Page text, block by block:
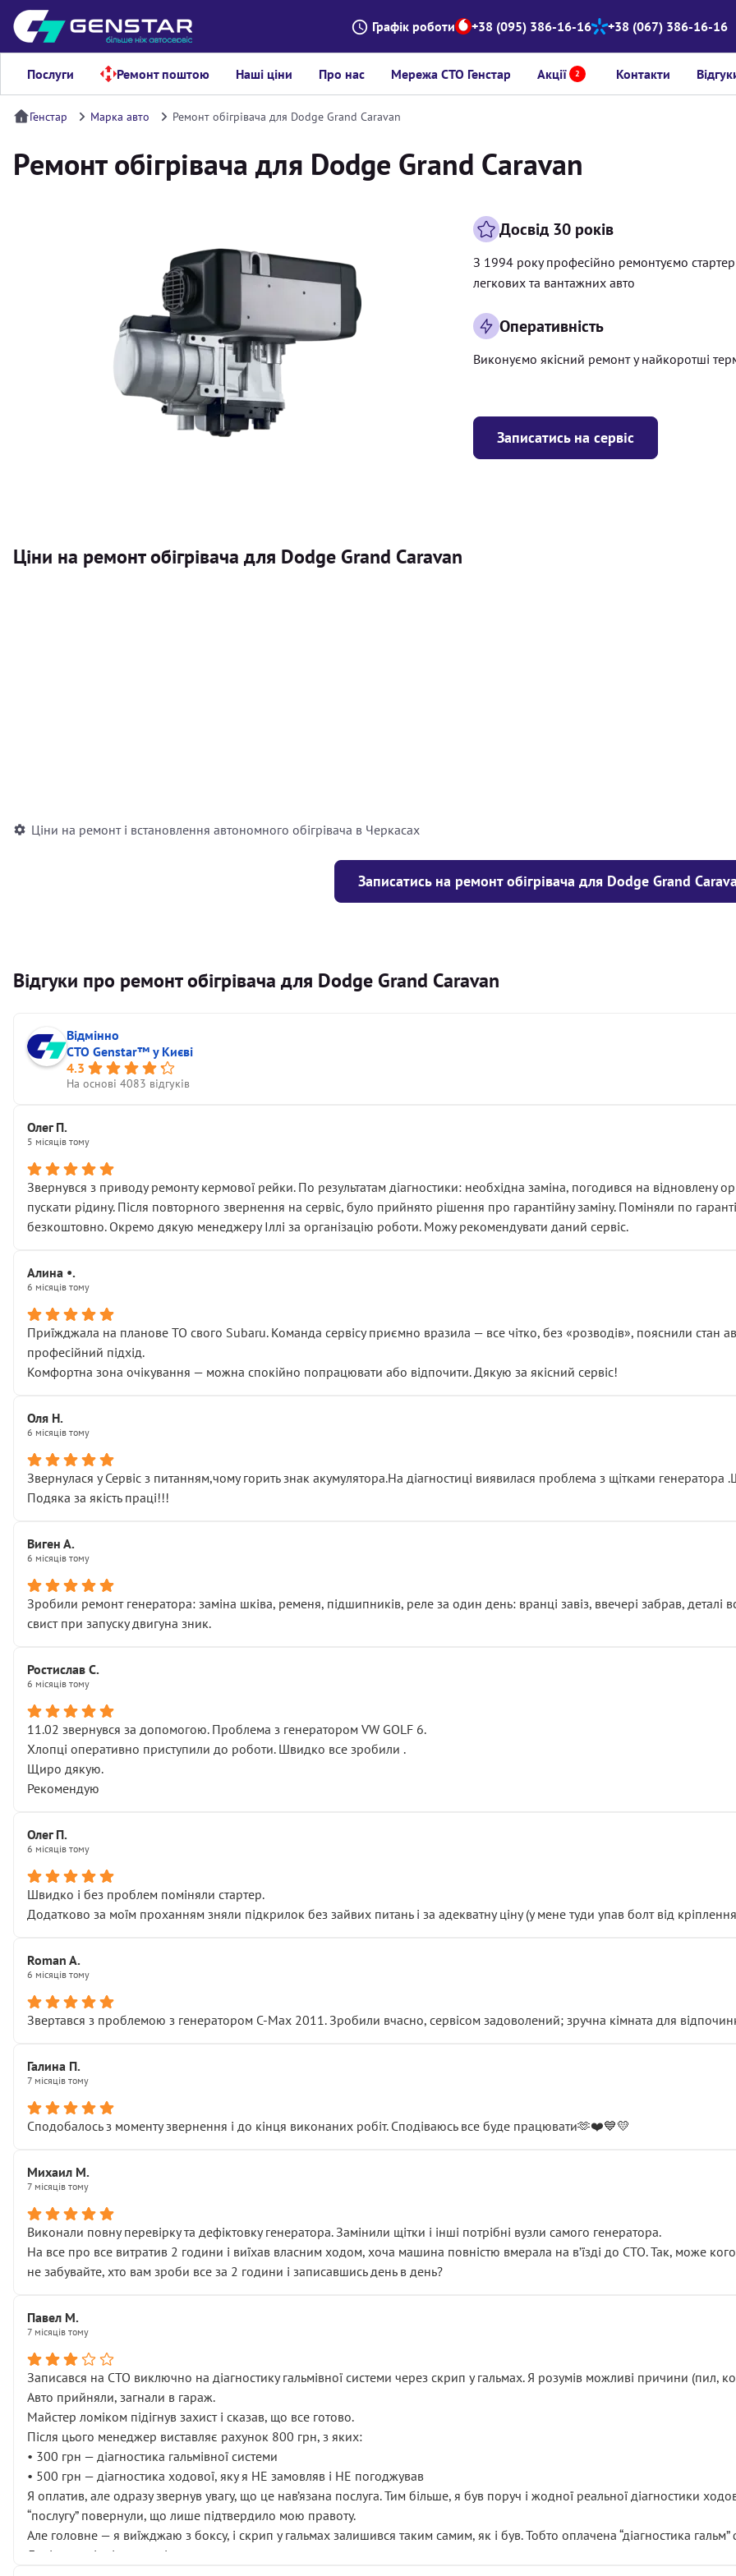
Графік роботи +38 (095) 386-16-16 +38 (067) 386-16-16
Послуги Ремонт поштою Наші ціни Про нас Мережа СТО Генстар Акції 2 Контакти
Генстар Марка авто Ремонт обігрівача для Dodge Grand Caravan
Ремонт обігрівача для Dodge Grand Caravan
Записатись на сервіс
Досвід 30 років
З 1994 року професійно ремонтуємо
легкових та вантажних авто
Оперативність
Виконуємо якісний ремонт у найкоротші
Ціни на ремонт обігрівача для Dodge Grand Caravan
Ціни на ремонт і встановлення автономного обігрівача в Черкасах
Записатись на ремонт обігрівача для Dodge Grand
Відгуки про ремонт обігрівача для Dodge Grand Caravan
Відмінно
СТО Genstar™ у Києві
4.3
На основі 4083 відгуків
Олег П.
5 місяців тому
Звернувся з приводу ремонту кермової рейки. По результатам діагностики: необхідна заміна, погодився на відновлену
пускати рідину. Після повторного звернення на сервіс, було прийнято рішення про гарантійну заміну. Поміняли по
безкоштовно. Окремо дякую менеджеру Іллі за організацію роботи. Можу рекомендувати даний сервіс.
Алина •.
6 місяців тому
Приїжджала на планове ТО свого Subaru. Команда сервісу приємно вразила — все чітко, без «розводів», пояснили стан
професійний підхід.
Комфортна зона очікування — можна спокійно попрацювати або відпочити. Дякую за якісний сервіс!
Оля Н.
6 місяців тому
Звернулася у Сервіс з питанням,чому горить знак акумулятора.На діагностиці виявилася проблема з щітками
Подяка за якість праці!!!
Виген А.
6 місяців тому
Зробили ремонт генератора: заміна шківа, ременя, підшипників, реле за один день: вранці завіз, ввечері забрав, деталі
свист при запуску двигуна зник.
Ростислав С.
6 місяців тому
11.02 звернувся за допомогою. Проблема з генератором VW GOLF 6.
Хлопці оперативно приступили до роботи. Швидко все зробили .
Щиро дякую.
Рекомендую
Олег П.
6 місяців тому
Швидко і без проблем поміняли стартер.
Додатково за моїм проханням зняли підкрилок без зайвих питань і за адекватну ціну (у мене туди упав болт від
Roman A.
6 місяців тому
Звертався з проблемою з генератором C-Max 2011. Зробили вчасно, сервісом задоволений; зручна кімната для
Галина П.
7 місяців тому
Сподобалось з моменту звернення і до кінця виконаних робіт. Сподіваюсь все буде працювати🫶❤️💙💛
Михаил М.
7 місяців тому
Виконали повну перевірку та дефіктовку генератора. Замінили щітки і інші потрібні вузли самого генератора.
На все про все витратив 2 години і виїхав власним ходом, хоча машина повністю вмерала на вʼїзді до СТО. Так, може
не забувайте, хто вам зроби все за 2 години і записавшись день в день?
Павел М.
7 місяців тому
Записався на СТО виключно на діагностику гальмівної системи через скрип у гальмах. Я розумів можливі причини (пил,
Авто прийняли, загнали в гараж.
Майстер ломіком підігнув захист і сказав, що все готово.
Після цього менеджер виставляє рахунок 800 грн, з яких:
• 300 грн — діагностика гальмівної системи
• 500 грн — діагностика ходової, яку я НЕ замовляв і НЕ погоджував
Я оплатив, але одразу звернув увагу, що це нав’язана послуга. Тим більше, я був поруч і жодної реальної діагностики
“послугу” повернули, що лише підтвердило мою правоту.
Але головне — я виїжджаю з боксу, і скрип у гальмах залишився таким самим, як і був. Тобто оплачена “діагностика
Далі ситуація тільки погіршилась: